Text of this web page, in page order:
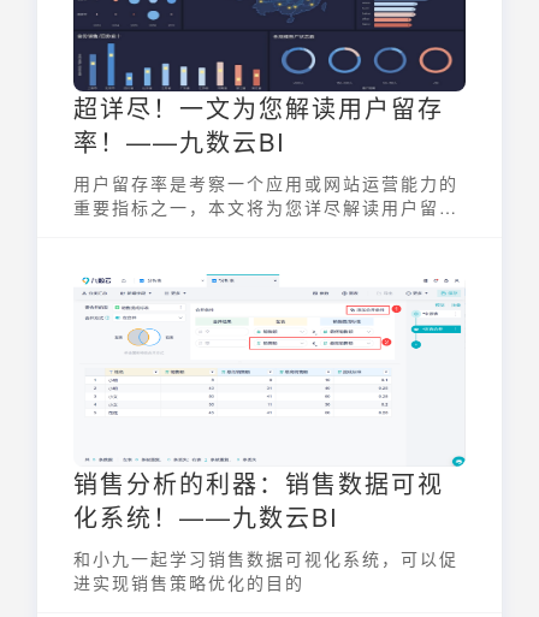
超详尽！一文为您解读用户留存
率！——九数云BI
用户留存率是考察一个应用或网站运营能力的
重要指标之一，本文将为您详尽解读用户留存
销售分析的利器：销售数据可视
化系统！——九数云BI
和小九一起学习销售数据可视化系统，可以促
进实现销售策略优化的目的